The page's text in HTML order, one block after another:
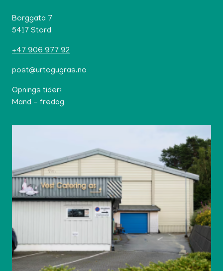
Borggata 7
5417 Stord
+47 906 977 92
post@urtogugras.no
Opnings tider:
Mand - fredag